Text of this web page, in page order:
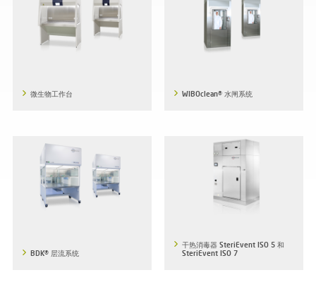
微生物工作台 WIBOclean® 水闸系统
BDK® 层流系统
干热消毒器 SteriEvent ISO 5 和
SteriEvent ISO 7